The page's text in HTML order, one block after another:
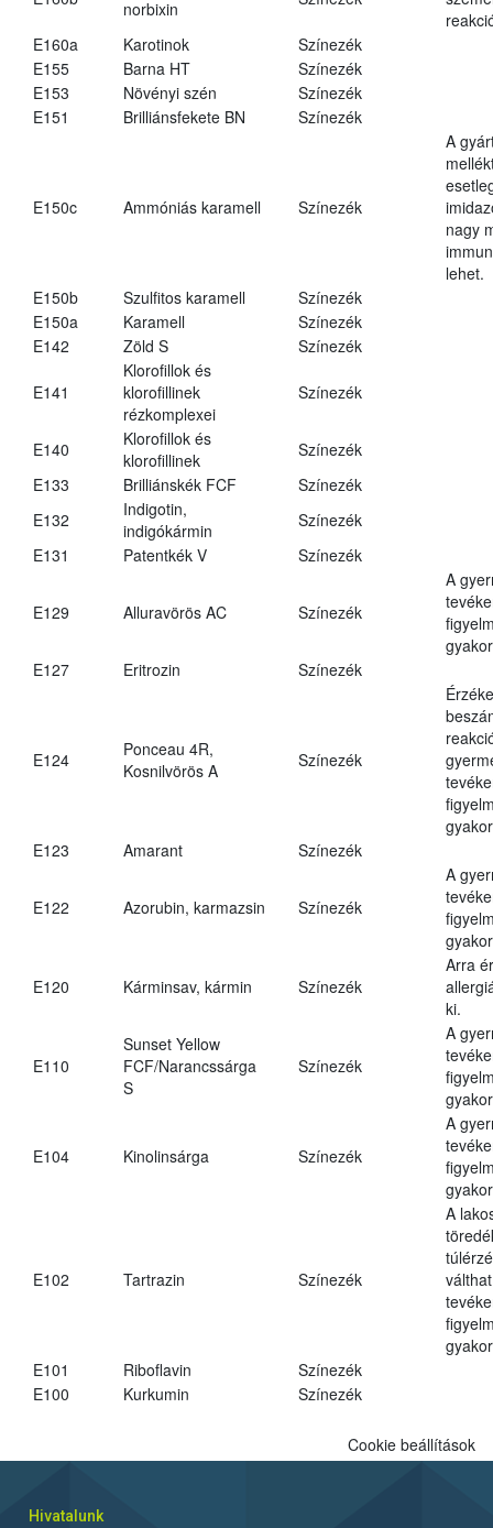
norbixin
E160a
Karotinok
Színezék
E155
Barna HT
Színezék
E153
Növényi szén
Színezék
E151
Brilliánsfekete BN Színezék
E150c Ammóniás karamell Színezék
A
nagy
lehet.
E150b
Szulfitos karamell
Színezék
E150a
Karamell
Színezék
E142
Zöld S Színezék
E141
Klorofillok és
klorofillinek
rézkomplexei
Színezék
E140
Klorofillok és
klorofillinek
Színezék
E133
Brilliánskék FCF
Színezék
E132
Indigotin,
indigókármin
Színezék
E131
Patentkék V Színezék
E129 Alluravörös AC Színezék
A
E127
Eritrozin Színezék
E124
Ponceau 4R,
Kosnilvörös A
Színezék
E123
Amarant Színezék
E122 Azorubin, karmazsin Színezék
A
E120 Kárminsav, kármin Színezék
Arra
ki.
E110
Sunset Yellow
FCF/Narancssárga
S
Színezék
A
E104 Kinolinsárga Színezék
A
E102 Tartrazin Színezék
A
E101
Riboflavin
Színezék
E100
Kurkumin Színezék
Cookie beállítások
Hivatalunk